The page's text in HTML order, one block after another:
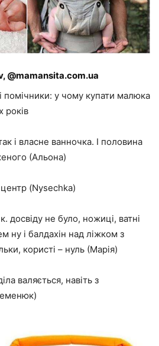
@mamansita.com.ua
у чому купати малюка
років
і власне ванночка. І половина
(Альона)
(Nysechka)
не було, ножиці, ватні
ну і балдахін над ліжком з
користі – нуль (Марія)
валяється, навіть з